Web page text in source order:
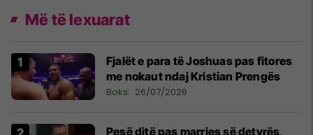
Më të lexuarat
Fjalët e para të Joshuas pas fitores
me nokaut ndaj Kristian Prengës
Boks 26/07/2026
Pesë ditë pas marrjes së detyrës,